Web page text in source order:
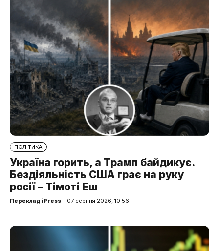
ПОЛІТИКА
Україна горить, а Трамп байдикує.
Бездіяльність США грає на руку
росії – Тімоті Еш
Переклад iPress – 07 серпня 2026, 10:56